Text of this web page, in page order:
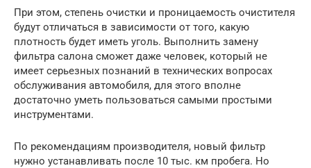
При этом, степень очистки и проницаемость очистителя
будут отличаться в зависимости от того, какую
плотность будет иметь уголь. Выполнить замену
фильтра салона сможет даже человек, который не
имеет серьезных познаний в технических вопросах
обслуживания автомобиля, для этого вполне
достаточно уметь пользоваться самыми простыми
инструментами.
По рекомендациям производителя, новый фильтр
нужно устанавливать после 10 тыс. км пробега. Но